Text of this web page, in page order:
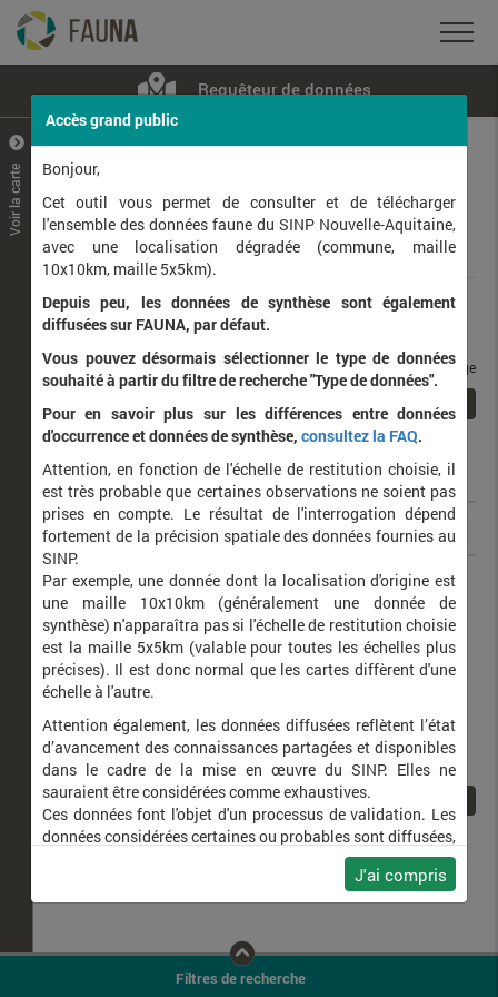
Requêteur de données
+
–
Voir la carte
Données
Rang taxonomique :
Affichage de1à 1sur1
taxons / page
Nom latin Nom vernaculaire
Cossus cossus Cossus gâte-bois (Le)
Filtres de recherche
Accès grand public
Bonjour,
Cet outil vous permet de consulter et de télécharger
l'ensemble des données faune du SINP Nouvelle-Aquitaine,
avec une localisation dégradée (commune, maille
10x10km, maille 5x5km).
Depuis peu, les données de synthèse sont également
diffusées sur FAUNA, par défaut.
Vous pouvez désormais sélectionner le type de données
souhaité à partir du filtre de recherche "Type de données".
Pour en savoir plus sur les différences entre données
d'occurrence et données de synthèse, consultez la FAQ.
Attention, en fonction de l'échelle de restitution choisie, il
est très probable que certaines observations ne soient pas
prises en compte. Le résultat de l'interrogation dépend
fortement de la précision spatiale des données fournies au
SINP.
Par exemple, une donnée dont la localisation d'origine est
une maille 10x10km (généralement une donnée de
synthèse) n'apparaîtra pas si l'échelle de restitution choisie
est la maille 5x5km (valable pour toutes les échelles plus
précises). Il est donc normal que les cartes diffèrent d'une
échelle à l'autre.
Attention également, les données diffusées reflètent l’état
d’avancement des connaissances partagées et disponibles
dans le cadre de la mise en œuvre du SINP. Elles ne
sauraient être considérées comme exhaustives.
Ces données font l'objet d'un processus de validation. Les
données considérées certaines ou probables sont diffusées,
ainsi que celles pour lesquelles la méthode n'est pas
J'ai compris